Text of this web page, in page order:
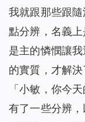
我就跟那些跟
點分辨，名義
是主的憐憫讓
的實質，才解
「小敏，你今
有了一些分辨